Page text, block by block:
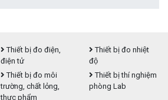
Thiết bị đo điện,
điện tử
Thiết bị đo nhiệt
độ
Thiết bị đo môi
trường, chất lỏng,
thực phẩm
Thiết bị thí nghiệm
phòng Lab